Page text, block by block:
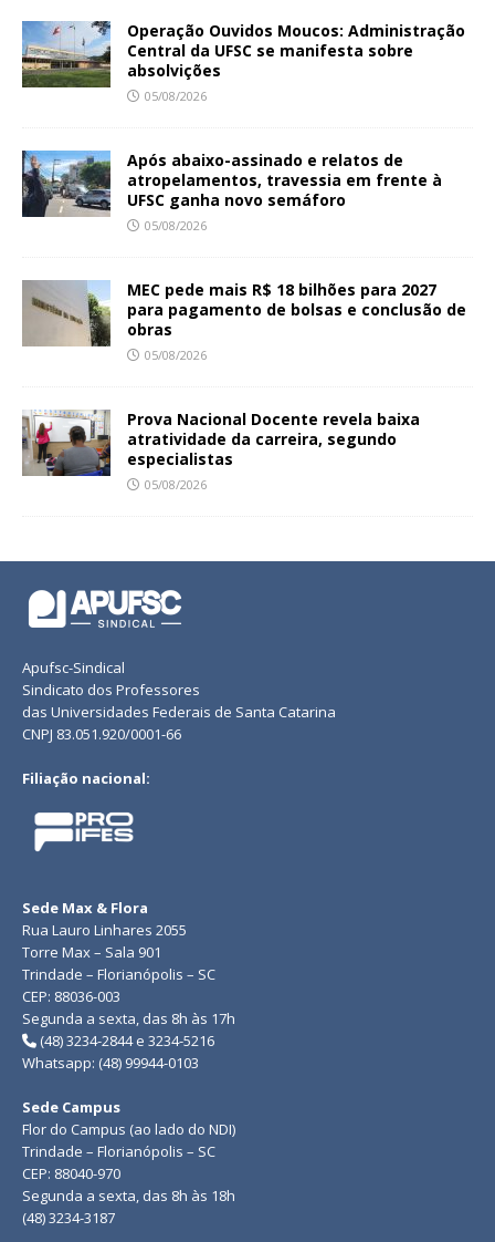
Operação Ouvidos Moucos: Administração
Central da UFSC se manifesta sobre
absolvições
05/08/2026
Após abaixo-assinado e relatos de
atropelamentos, travessia em frente à
UFSC ganha novo semáforo
05/08/2026
MEC pede mais R$ 18 bilhões para 2027
para pagamento de bolsas e conclusão de
obras
05/08/2026
Prova Nacional Docente revela baixa
atratividade da carreira, segundo
especialistas
05/08/2026
Apufsc-Sindical
Sindicato dos Professores
das Universidades Federais de Santa Catarina
CNPJ 83.051.920/0001-66
Filiação nacional:
Sede Max & Flora
Rua Lauro Linhares 2055
Torre Max – Sala 901
Trindade – Florianópolis – SC
CEP: 88036-003
Segunda a sexta, das 8h às 17h
(48) 3234-2844 e 3234-5216
Whatsapp: (48) 99944-0103
Sede Campus
Flor do Campus (ao lado do NDI)
Trindade – Florianópolis – SC
CEP: 88040-970
Segunda a sexta, das 8h às 18h
(48) 3234-3187